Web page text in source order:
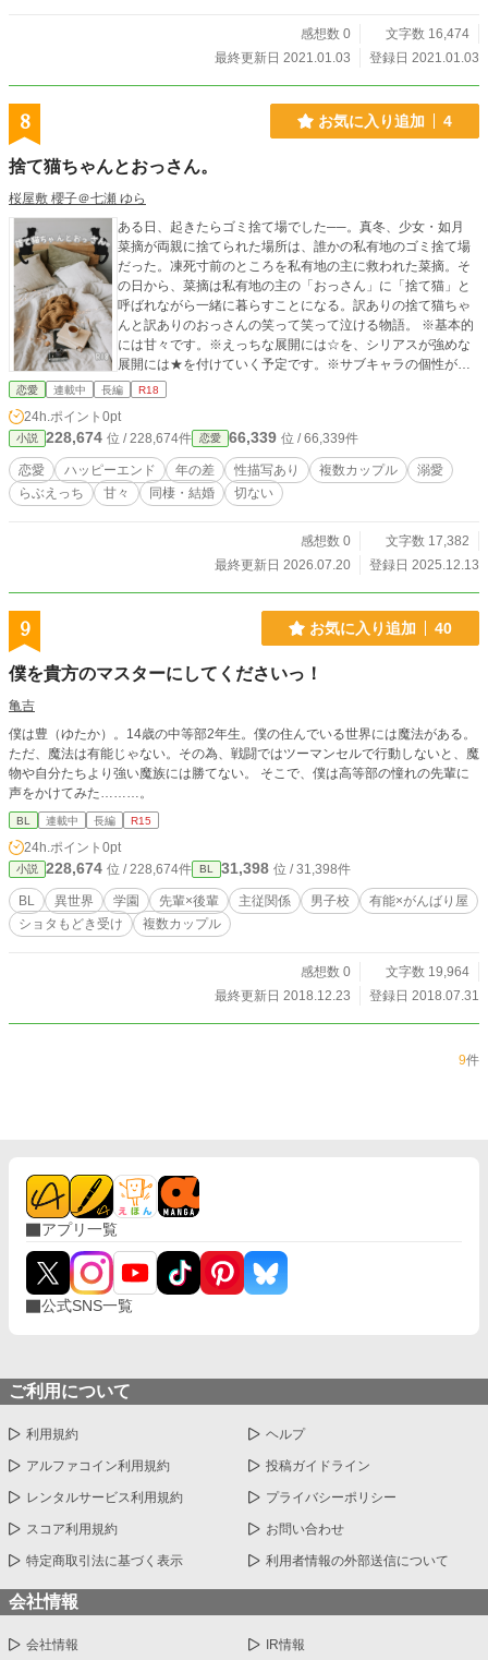
感想数 0
文字数 16,474
最終更新日 2021.01.03
登録日 2021.01.03
8 お気に入り追加 4
捨て猫ちゃんとおっさん。
桜屋敷 櫻子＠七瀬 ゆら
ある日、起きたらゴミ捨て場でした──。真冬、少女・如月
菜摘が両親に捨てられた場所は、誰かの私有地のゴミ捨て場
だった。凍死寸前のところを私有地の主に救われた菜摘。そ
の日から、菜摘は私有地の主の「おっさん」に「捨て猫」と
呼ばれながら一緒に暮らすことになる。訳ありの捨て猫ちゃ
んと訳ありのおっさんの笑って笑って泣ける物語。 ※基本的
には甘々です。※えっちな展開には☆を、シリアスが強めな
展開には★を付けていく予定です。※サブキャラの個性が若
干強めです。※雰囲気で書いているので、雰囲気で読んで頂
ていた「捨て猫ちゃんとおっさん。」のシリーズのリメイク
作品です。大幅にリメイクしているので、原作を読んだこと
がある方でも楽しめるようになっている……と思います。
恋愛 連載中 長編 R18
24h.ポイント 0pt
小説 228,674 位 / 228,674件 恋愛 66,339 位 / 66,339件
恋愛 ハッピーエンド 年の差 性描写あり 複数カップル
溺愛
らぶえっち
甘々 同棲・結婚 切ない
感想数 0
文字数 17,382
最終更新日 2026.07.20
登録日 2025.12.13
9 お気に入り追加 40
僕を貴方のマスターにしてくださいっ！
亀吉
僕は豊（ゆたか）。14歳の中等部2年生。僕の住んでいる世界には魔法がある。
ただ、魔法は有能じゃない。その為、戦闘ではツーマンセルで行動しないと、魔
物や自分たちより強い魔族には勝てない。 そこで、僕は高等部の憧れの先輩に
声をかけてみた………。
BL 連載中 長編 R15
24h.ポイント 0pt
小説 228,674 位 / 228,674件 BL 31,398 位 / 31,398件
BL 異世界 学園 先輩×後輩 主従関係 男子校
有能×がんばり屋
ショタもどき受け
複数カップル
感想数 0
文字数 19,964
最終更新日 2018.12.23
登録日 2018.07.31
9件
アプリ一覧
公式SNS一覧
ご利用について
利用規約 ヘルプ
アルファコイン利用規約 投稿ガイドライン
レンタルサービス利用規約 プライバシーポリシー
スコア利用規約 お問い合わせ
特定商取引法に基づく表示 利用者情報の外部送信について
会社情報
会社情報 IR情報